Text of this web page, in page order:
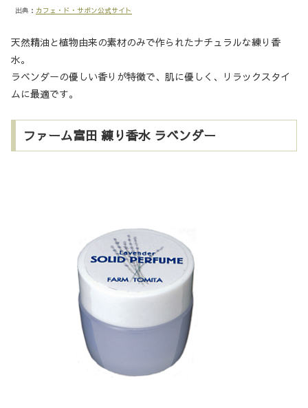
出典： カフェ・ド・サボン公式サイト
天然精油と植物由来の素材のみで作られたナチュラルな練り香
水。​
ラベンダーの優しい香りが特徴で、肌に優しく、リラックスタイ
ムに最適です。
ファーム富田 練り香水 ラベンダー